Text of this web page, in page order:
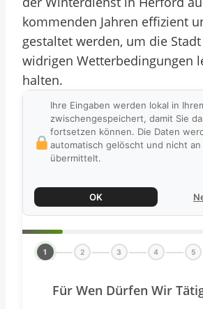
kommenden Jahren effizient
gestaltet werden, um die
widrigen Wetterbedingungen
halten.
Ihre Eingaben werden lokal in
zwischengespeichert, damit Sie
fortsetzen können. Die Daten
automatisch gelöscht und nicht
übermittelt.
OK
1 2 3 4 5
Für Wen Dürfen Wir